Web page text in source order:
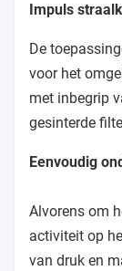
Impuls
De
voor het
met inbegrip
gesinterde
Eenvoudig
Alvorens om
activiteit op
van druk en